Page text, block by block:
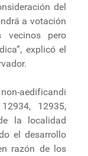
del
a votación
pero
explicó el
aedificandi
12935,
la localidad
el desarrollo
razón de los